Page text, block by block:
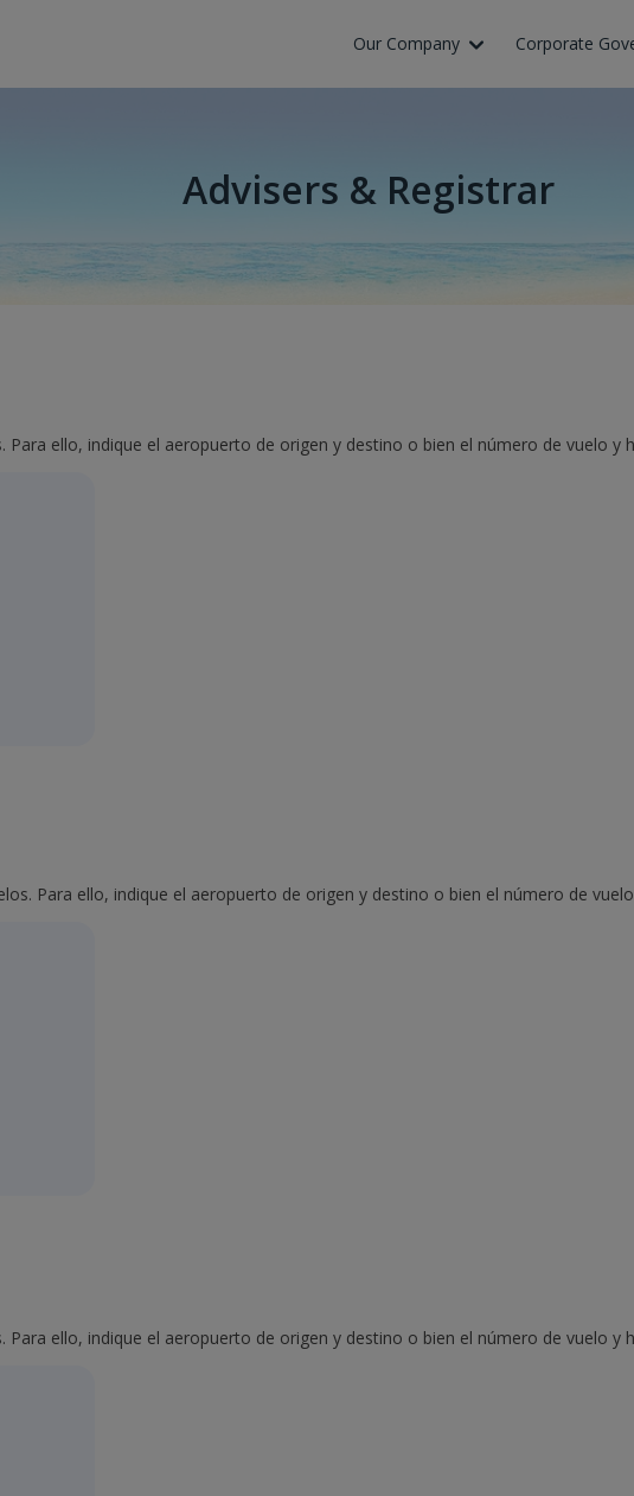
Our Company Corporate
Advisers & Registrar
ello, indique el aeropuerto de origen y destino o bien el número de vuelo y
Para ello, indique el aeropuerto de origen y destino o bien el número de
ello, indique el aeropuerto de origen y destino o bien el número de vuelo y